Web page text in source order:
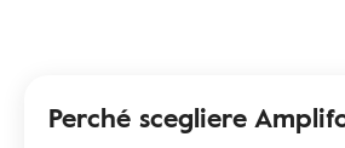
Perché scegliere